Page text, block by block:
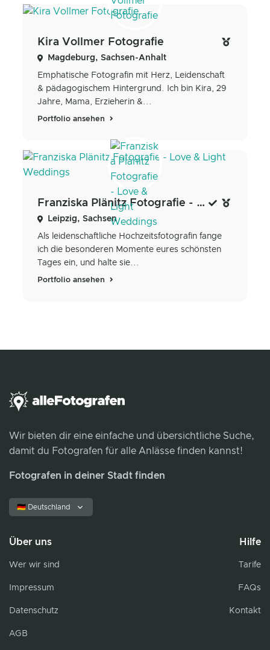
Kira Vollmer Fotografie
Magdeburg, Sachsen-Anhalt
Emphatische Fotografin mit Herz, Leidenschaft
& pädagogischem Hintergrund. Ich bin Kira, 29
Jahre, Mama, Erzieherin &...
Portfolio ansehen
Franziska Plänitz Fotografie - Love & Light Weddings
Leipzig, Sachsen
Als leidenschaftliche Hochzeitsfotografin fange
ich die besonderen Momente eures schönsten
Tages ein, und halte sie...
Portfolio ansehen
Wir bieten dir eine einfache und übersichtliche Suche,
damit du Fotografen für alle Anlässe finden kannst!
Fotografen in deiner Stadt finden
🇩🇪 Deutschland
Über uns
Wer wir sind
Impressum
Datenschutz
AGB
Hilfe
Tarife
FAQs
Kontakt